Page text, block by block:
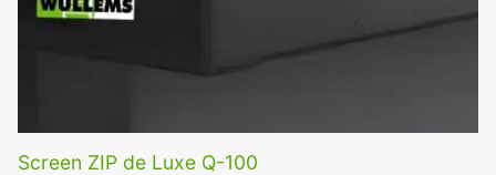
Screen ZIP de Luxe Q-100